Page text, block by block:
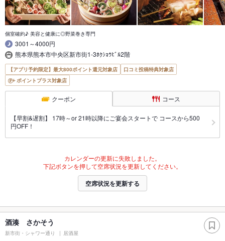
個室確約♪ 美容と健康に◎野菜巻き専門
3001～4000円
熊本県熊本市中央区新市街1-3ﾎｸｼｮｳﾋﾞﾙ2階
【アプリ予約限定】最大800ポイント還元対象店
口コミ投稿特典対象店
ポイントプラス対象店
クーポン コース
【早割&遅割】 17時～or 21時以降にご宴会スタートで コースから500
円OFF！
カレンダーの更新に失敗しました。
下記ボタンを押して空席状況を更新してください。
空席状況を更新する
酒湊 さかそう
新市街・シャワー通り 居酒屋